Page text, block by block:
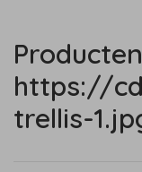
https://
trellis-